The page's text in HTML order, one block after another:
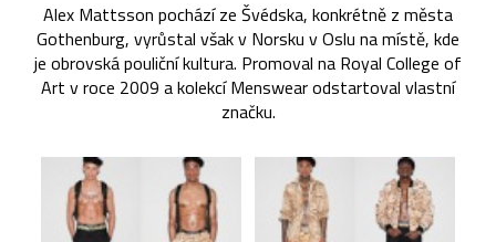
Alex Mattsson pochází ze Švédska, konkrétně z města
Gothenburg, vyrůstal však v Norsku v Oslu na místě, kde
je obrovská pouliční kultura. Promoval na Royal College of
Art v roce 2009 a kolekcí Menswear odstartoval vlastní
značku.